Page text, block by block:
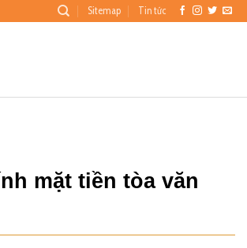
Sitemap Tin tức
mặt tiền tòa văn